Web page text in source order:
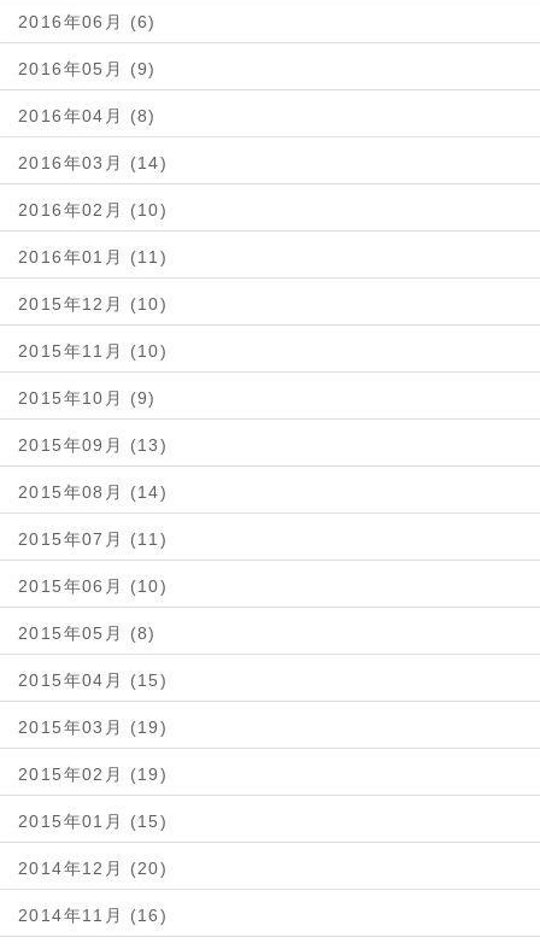
2016年06月 (6)
2016年05月 (9)
2016年04月 (8)
2016年03月 (14)
2016年02月 (10)
2016年01月 (11)
2015年12月 (10)
2015年11月 (10)
2015年10月 (9)
2015年09月 (13)
2015年08月 (14)
2015年07月 (11)
2015年06月 (10)
2015年05月 (8)
2015年04月 (15)
2015年03月 (19)
2015年02月 (19)
2015年01月 (15)
2014年12月 (20)
2014年11月 (16)